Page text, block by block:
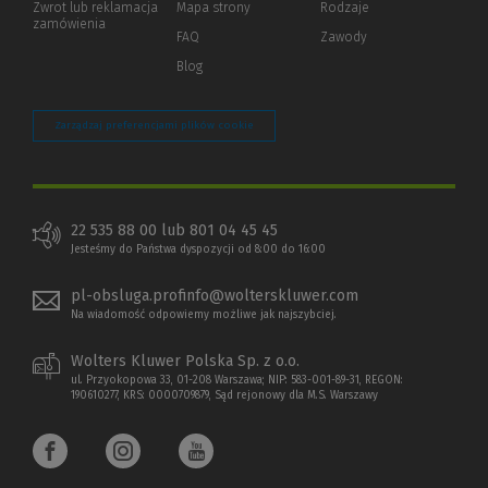
innej
Zwrot lub reklamacja
zamówienia
Mapa strony
FAQ
Blog
Rodzaje
Zawody
Zarządzaj preferencjami plików cookie
22 535 88 00 lub 801 04 45 45
Jesteśmy do Państwa dyspozycji od 8:00 do 16:00
pl-obsluga.profinfo@wolterskluwer.com
Na wiadomość odpowiemy możliwe jak najszybciej.
Wolters Kluwer Polska Sp. z o.o.
ul. Przyokopowa 33, 01-208 Warszawa; NIP: 583-001-89-31, REGON:
190610277, KRS: 0000709879, Sąd rejonowy dla M.S. Warszawy